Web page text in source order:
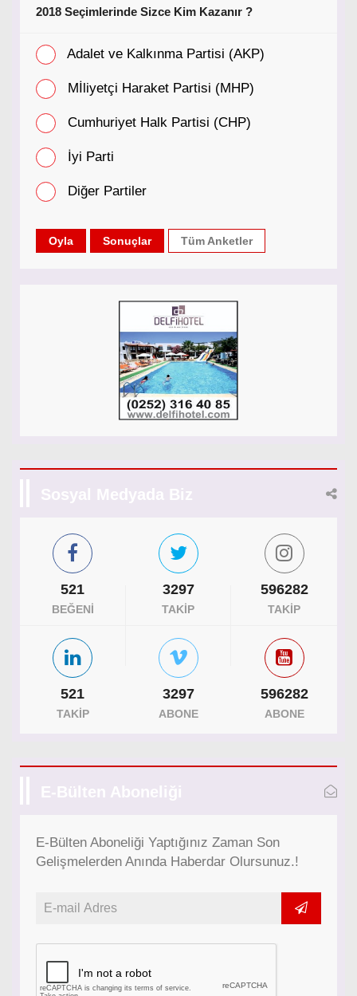
2018 Seçimlerinde Sizce Kim Kazanır ?
Adalet ve Kalkınma Partisi (AKP)
Mİliyetçi Haraket Partisi (MHP)
Cumhuriyet Halk Partisi (CHP)
İyi Parti
Diğer Partiler
Tüm Anketler
Sosyal Medyada Biz
521
BEĞENI
3297
TAKIP
596282
TAKIP
521
TAKIP
3297
ABONE
596282
ABONE
E-Bülten Aboneliği
E-Bülten Aboneliği Yaptığınız Zaman Son
Gelişmelerden Anında Haberdar Olursunuz.!